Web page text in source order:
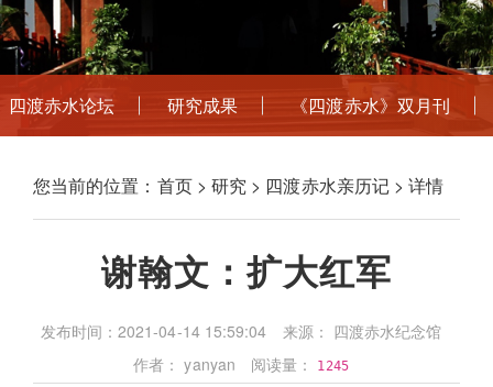
四渡赤水论坛 研究成果 《四渡赤水》双月刊
您当前的位置： 首页> 研究 > 四渡赤水亲历记> 详情
谢翰文：扩大红军
发布时间：2021-04-14 15:59:04
来源： 四渡赤水纪念馆
作者： yanyan
阅读量： 1245